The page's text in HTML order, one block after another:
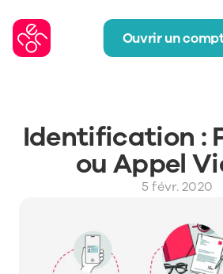
Identification :
ou Appel
5 févr. 2020
Ouvrir un